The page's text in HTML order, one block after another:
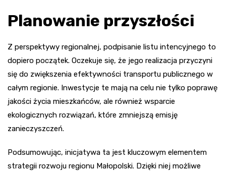
Planowanie przyszłości
Z perspektywy regionalnej, podpisanie listu intencyjnego to
dopiero początek. Oczekuje się, że jego realizacja przyczyni
się do zwiększenia efektywności transportu publicznego w
całym regionie. Inwestycje te mają na celu nie tylko poprawę
jakości życia mieszkańców, ale również wsparcie
ekologicznych rozwiązań, które zmniejszą emisję
zanieczyszczeń.
Podsumowując, inicjatywa ta jest kluczowym elementem
strategii rozwoju regionu Małopolski. Dzięki niej możliwe